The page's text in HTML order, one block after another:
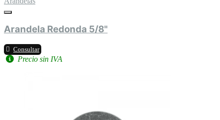
Arandela Redonda 5/8"
Consultar
Precio sin IVA